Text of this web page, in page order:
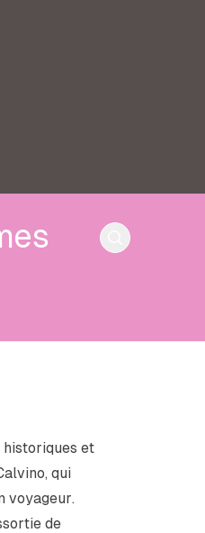
historiques et
qui
voyageur.
de